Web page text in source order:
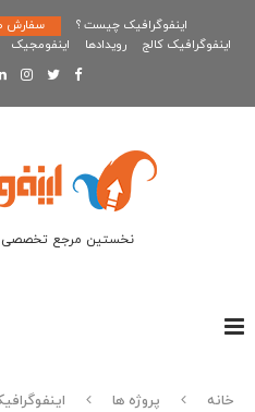
اینفوگرافیک چیست ؟ سفارش
اینفوگرافیک کالج
رویدادها اینفومجیک
نخستین مرجع تخصصی
خانه پروژه ها